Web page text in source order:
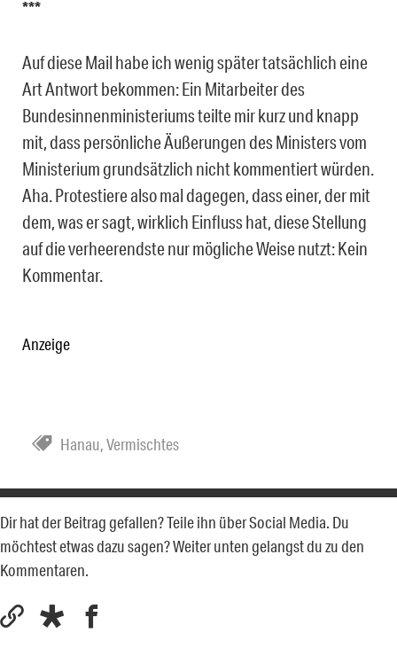
***
Auf diese Mail habe ich wenig später tatsächlich eine
Art Antwort bekommen: Ein Mitarbeiter des
Bundesinnenministeriums teilte mir kurz und knapp
mit, dass persönliche Äußerungen des Ministers vom
Ministerium grundsätzlich nicht kommentiert würden.
Aha. Protestiere also mal dagegen, dass einer, der mit
dem, was er sagt, wirklich Einfluss hat, diese Stellung
auf die verheerendste nur mögliche Weise nutzt: Kein
Kommentar.
Anzeige
Hanau,Vermischtes
Dir hat der Beitrag gefallen? Teile ihn über Social Media. Du
möchtest etwas dazu sagen? Weiter unten gelangst du zu den
Kommentaren.